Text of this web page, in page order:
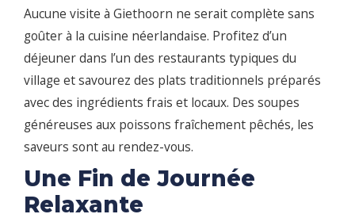
Aucune visite à Giethoorn ne serait complète sans
goûter à la cuisine néerlandaise. Profitez d’un
déjeuner dans l’un des restaurants typiques du
village et savourez des plats traditionnels préparés
avec des ingrédients frais et locaux. Des soupes
généreuses aux poissons fraîchement pêchés, les
saveurs sont au rendez-vous.
Une Fin de Journée
Relaxante